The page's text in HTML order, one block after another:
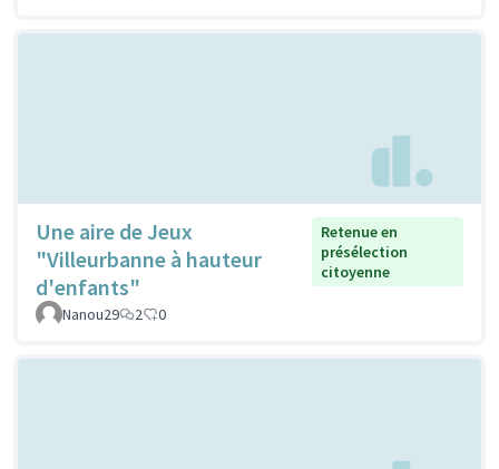
Une aire de Jeux
"Villeurbanne à hauteur
d'enfants"
Retenue en
présélection
citoyenne
Nanou29 2 0